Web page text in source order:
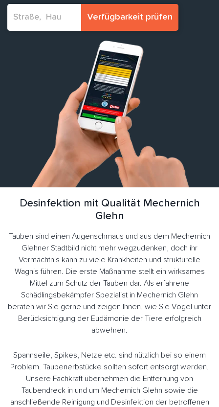
Verfügbarkeit prüfen
Desinfektion mit Qualität Mechernich
Glehn
Tauben sind einen Augenschmaus und aus dem Mechernich
Glehner Stadtbild nicht mehr wegzudenken, doch ihr
Vermächtnis kann zu viele Krankheiten und strukturelle
Wagnis führen. Die erste Maßnahme stellt ein wirksames
Mittel zum Schutz der Tauben dar. Als erfahrene
Schädlingsbekämpfer Spezialist in Mechernich Glehn
beraten wir Sie gerne und zeigen Ihnen, wie Sie Vögel unter
Berücksichtigung der Eudämonie der Tiere erfolgreich
abwehren.
Spannseile, Spikes, Netze etc. sind nützlich bei so einem
Problem. Taubenerbstücke sollten sofort entsorgt werden.
Unsere Fachkraft übernehmen die Entfernung von
Taubendreck in und um Mechernich Glehn sowie die
anschließende Reinigung und Desinfektion der betroffenen